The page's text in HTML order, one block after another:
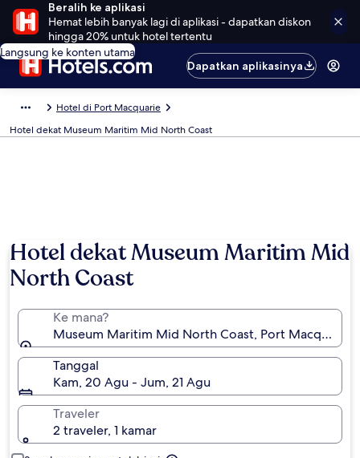
Beralih ke aplikasi
Hemat lebih banyak lagi di aplikasi - dapatkan diskon
hingga 20% untuk hotel tertentu
Langsung ke konten utama
Dapatkan aplikasinya
Hotel di Port Macquarie
Hotel dekat Museum Maritim Mid North Coast
Hotel dekat Museum Maritim Mid
North Coast
Ke mana?
Museum Maritim Mid North Coast, Port Macquarie,
Tanggal
Kam, 20 Agu - Jum, 21 Agu
Traveler
2 traveler, 1 kamar